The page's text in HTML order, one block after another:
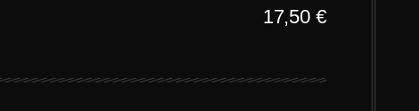
17,50 €